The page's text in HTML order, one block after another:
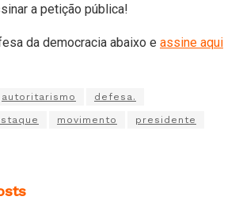
a petição pública!
da democracia abaixo e assine aqui
autoritarismo defesa.
movimento presidente